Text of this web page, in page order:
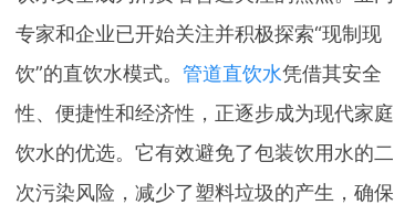
专家和企业已开始关注并积极探索“现制现
饮”的直饮水模式。 管道直饮水凭借其安全
性、便捷性和经济性，正逐步成为现代家庭
饮水的优选。它有效避免了包装饮用水的二
次污染风险，减少了塑料垃圾的产生，确保